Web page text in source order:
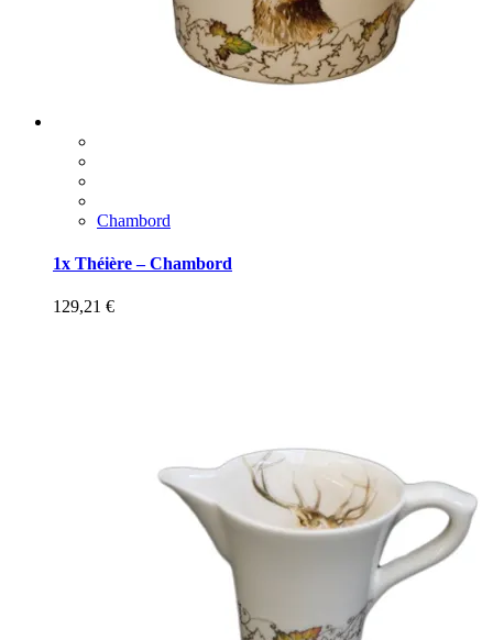
Chambord
1x Théière – Chambord
129,21 €